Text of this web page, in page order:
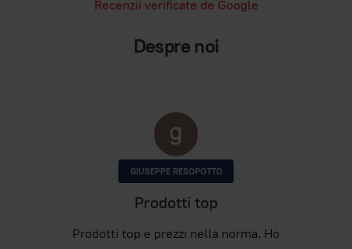
Recenzii verificate de Google
Despre noi
GIUSEPPE RESOPOTTO
Prodotti top
Prodotti top e prezzi nella norma. Ho